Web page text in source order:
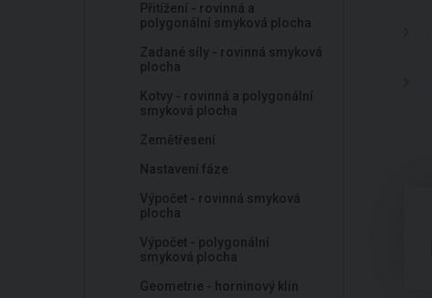
Přitížení - rovinná a
polygonální smyková plocha
Zadané síly - rovinná smyková
plocha
Kotvy - rovinná a polygonální
smyková plocha
Zemětřesení
Nastavení fáze
Výpočet - rovinná smyková
plocha
Výpočet - polygonální
smyková plocha
Geometrie - horninový klín